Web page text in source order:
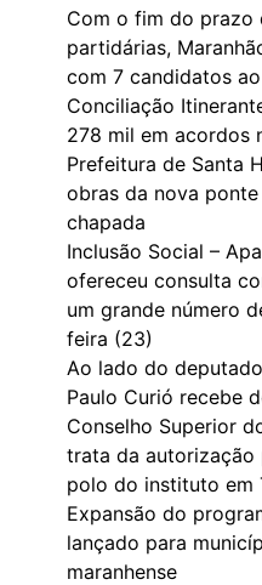
Com o fim do prazo
partidárias,
com 7 candidatos
Conciliação
278 mil em acordos
Prefeitura de Santa
obras da nova
chapada
Inclusão Social –
ofereceu consulta
um grande número
feira (23)
Ao lado do
Paulo Curió recebe
Conselho Superior
trata da autorização
polo do instituto em
Expansão do
lançado para
maranhense